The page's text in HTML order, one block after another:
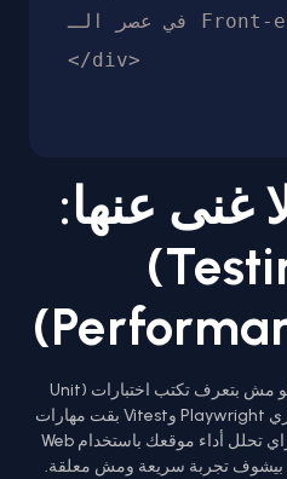
في عصر الـ Front-end الحديث!</p>
غنى عنها:
الاختبار (Testing)
الشركات في 2026 مش هتقبلك لو مش بتعرف تكتب اختبارات (Unit
Testing / E2E Testing). أدوات زي Playwright وVitest بقت مهارات
أساسية. كمان لازم تكون عارف إزاي تحلل أداء موقعك باستخدام Web